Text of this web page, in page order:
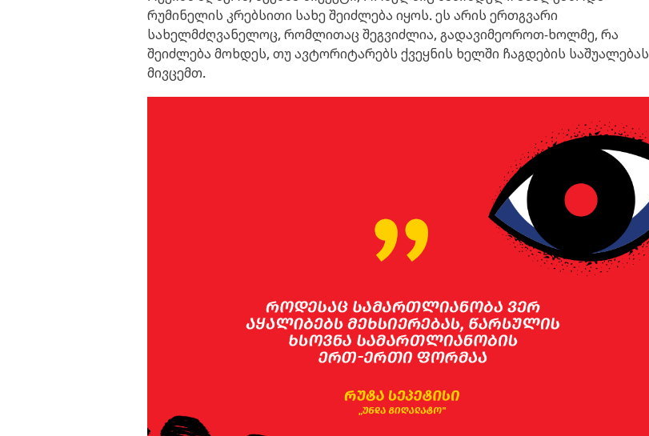
რუმინელის კრებსითი სახე შეიძლება იყოს. ეს არის ერთგვარი
სახელმძღვანელოც, რომლითაც შეგვიძლია, გადავიმეოროთ-ხოლმე, რა
შეიძლება მოხდეს, თუ ავტორიტარებს ქვეყნის ხელში ჩაგდების საშუალებას
მივცემთ.